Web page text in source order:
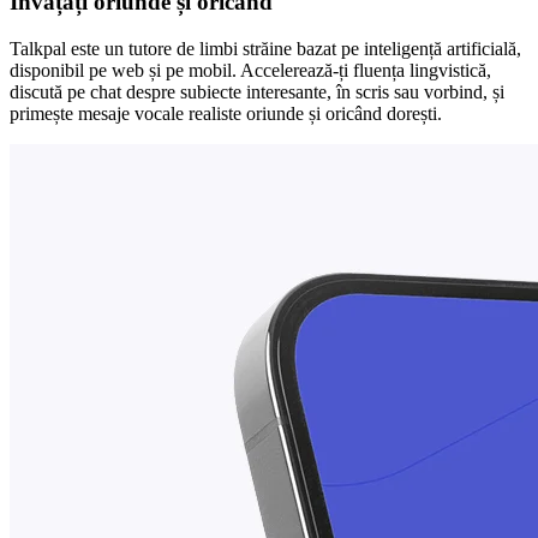
Talkpal este un tutore de limbi străine bazat pe inteligență artificială,
disponibil pe web și pe mobil. Accelerează-ți fluența lingvistică,
discută pe chat despre subiecte interesante, în scris sau vorbind, și
primește mesaje vocale realiste oriunde și oricând dorești.